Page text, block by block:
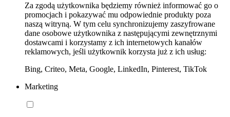
Za zgodą użytkownika będziemy również informować go o
promocjach i pokazywać mu odpowiednie produkty poza
naszą witryną. W tym celu synchronizujemy zaszyfrowane
dane osobowe użytkownika z następującymi zewnętrznymi
dostawcami i korzystamy z ich internetowych kanałów
reklamowych, jeśli użytkownik korzysta już z ich usług:
Bing, Criteo, Meta, Google, LinkedIn, Pinterest, TikTok
Marketing